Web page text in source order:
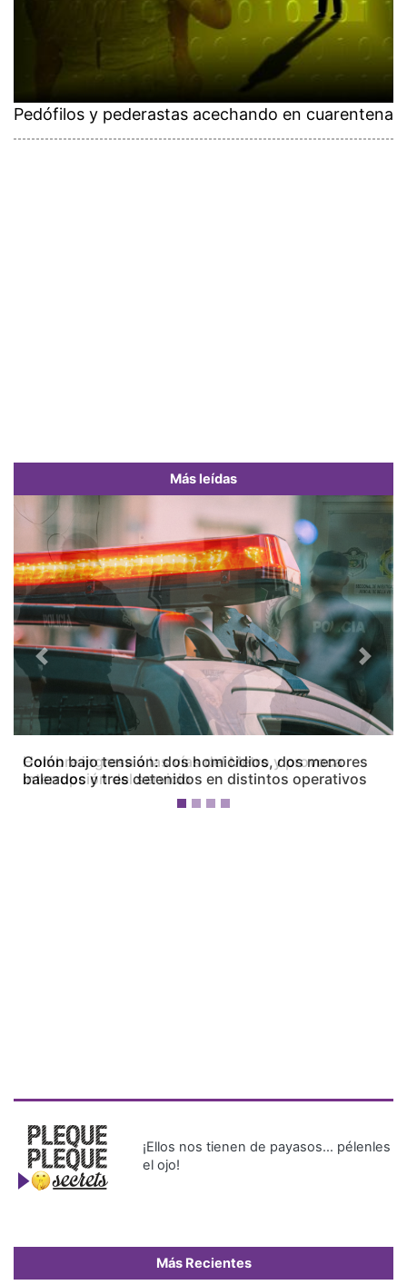
Pedófilos y pederastas acechando en cuarentena
Más leídas
Colón bajo tensión: dos homicidios, dos menores
baleados y tres detenidos en distintos operativos
Previous Next
¡Ellos nos tienen de payasos… pélenles
el ojo!
Más Recientes